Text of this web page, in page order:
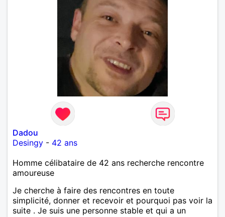
Dadou
Desingy - 42 ans
Homme célibataire de 42 ans recherche rencontre
amoureuse
Je cherche à faire des rencontres en toute
simplicité, donner et recevoir et pourquoi pas voir la
suite . Je suis une personne stable et qui a un